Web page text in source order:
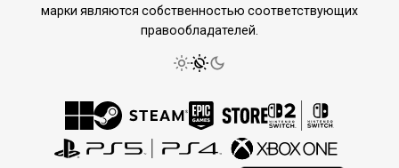
марки являются собственностью соответствующих
правообладателей.